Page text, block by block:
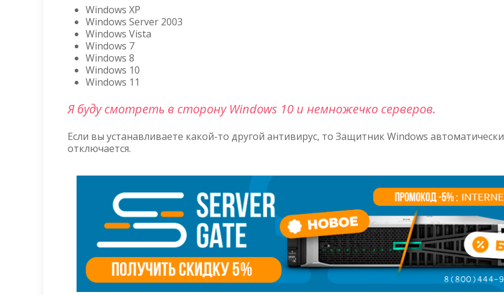
Windows XP
Windows Server 2003
Windows Vista
Windows 7
Windows 8
Windows 10
Windows 11
Я буду смотреть в сторону Windows 10 и немножечко серверов.
Если вы устанавливаете какой-то другой антивирус, то Защитник Windows автоматически
отключается.